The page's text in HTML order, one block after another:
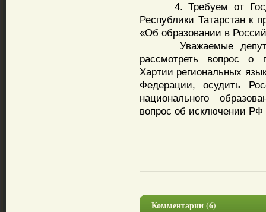
4. Требуем от
Республики Татарстан к
«Об образовании в
Уважаемые
рассмотреть вопрос о
Хартии региональных
Федерации, осудить
национального
вопрос об исключении
Комментарии (6)